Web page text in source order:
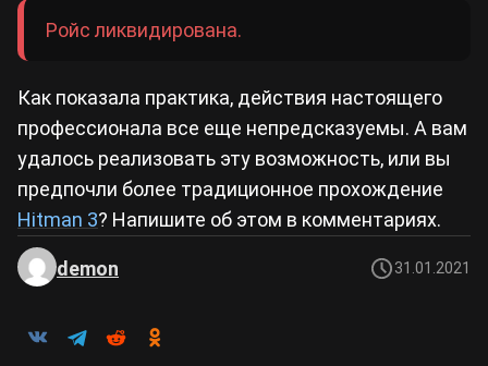
Ройс ликвидирована.
Как показала практика, действия настоящего
профессионала все еще непредсказуемы. А вам
удалось реализовать эту возможность, или вы
предпочли более традиционное прохождение
Hitman 3? Напишите об этом в комментариях.
demon 31.01.2021